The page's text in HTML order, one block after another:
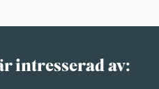
intresserad av: